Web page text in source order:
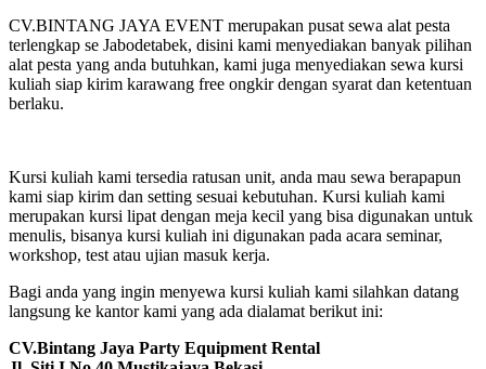
CV.BINTANG JAYA EVENT merupakan pusat sewa alat pesta
terlengkap se Jabodetabek, disini kami menyediakan banyak pilihan
alat pesta yang anda butuhkan, kami juga menyediakan sewa kursi
kuliah siap kirim karawang free ongkir dengan syarat dan ketentuan
berlaku.
Kursi kuliah kami tersedia ratusan unit, anda mau sewa berapapun
kami siap kirim dan setting sesuai kebutuhan. Kursi kuliah kami
merupakan kursi lipat dengan meja kecil yang bisa digunakan untuk
menulis, bisanya kursi kuliah ini digunakan pada acara seminar,
workshop, test atau ujian masuk kerja.
Bagi anda yang ingin menyewa kursi kuliah kami silahkan datang
langsung ke kantor kami yang ada dialamat berikut ini:
CV.Bintang Jaya Party Equipment Rental